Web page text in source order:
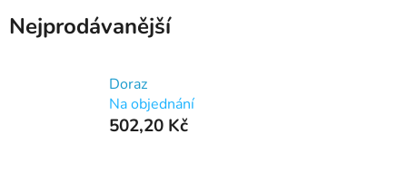
Nejprodávanější
Doraz
Na objednání
502,20 Kč